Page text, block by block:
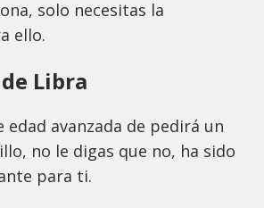
solo necesitas la
ello.
Libra
edad avanzada de pedirá un
no le digas que no, ha sido
para ti.